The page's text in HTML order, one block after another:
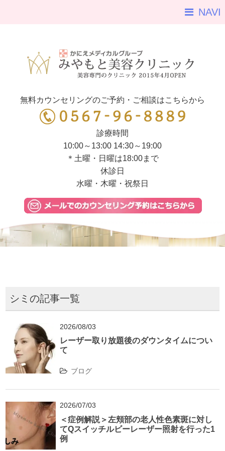
NAVI
無料カウンセリングのご予約・ご相談はこちらから
診療時間
10:00～13:00 14:30～19:00
＊土曜・日曜は18:00まで
休診日
水曜・木曜・祝祭日
シミの記事一覧
2026/08/03
レーザー取り放題後のダウンタイムについ
て
ブログ
2026/07/03
＜症例解説＞左頬部の老人性色素斑に対し
てQスイッチルビーレーザー照射を行った1
例